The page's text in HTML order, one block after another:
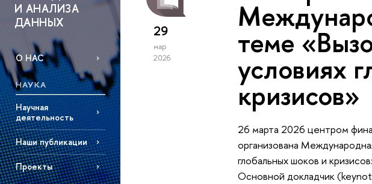
И АНАЛИЗА
ДАННЫХ
О НАС
НАУКА
Научная
деятельность
Наши публикации
Проекты
29
мар
2026
теме
условиях
кризисов»
26 марта 2026 центром
организована
глобальных шоков и
Основной докладчик